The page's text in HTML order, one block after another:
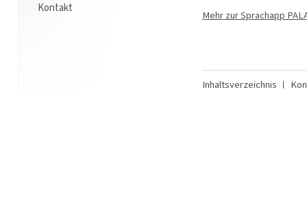
Kontakt
Mehr zur Sprachapp
Inhaltsverzeichnis